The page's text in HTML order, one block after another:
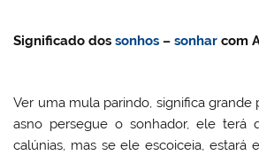
Significado dossonhos –sonhar com
Ver uma mula parindo, significa grande
asno persegue o sonhador, ele terá
calúnias, mas se ele escoiceia, estará